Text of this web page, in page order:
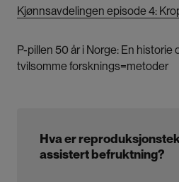
Kjønnsavdelingen episode 4:
P-pillen 50 år i Norge: En historie
tvilsomme forsknings=metoder
Hva er
assistert befruktning?